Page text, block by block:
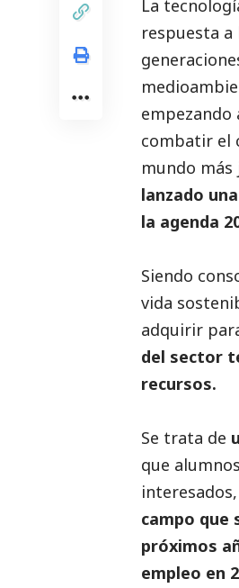
La
respuesta a
empezando
combatir el
mundo
lanzado
la agenda
Siendo
vida
adquirir
del sector
recursos.
Se trata de
que
campo que
próximos
empleo en